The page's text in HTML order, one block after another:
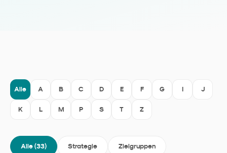
Alle A B C D E F G I J
K L M P S T Z
Alle (33) Strategie Zielgruppen